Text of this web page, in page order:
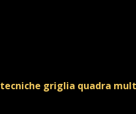
griglia quadra